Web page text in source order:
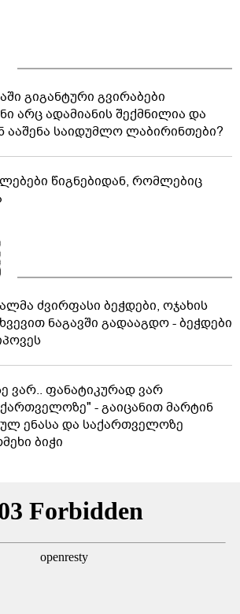
გიგანტური გვირაბები
არც ადამიანის შექმნილია და
ააშენა საიდუმლო ლაბირინთები?
წიგნებიდან, რომლებიც
ძვირფასი ბეჭდები, ოჯახის
ნაგავში გადააგდო - ბეჭდები
ვარ.. ფანატიკურად ვარ
- გაიცანით მარტინ
ენასა და საქართველოზე
ბიჭი